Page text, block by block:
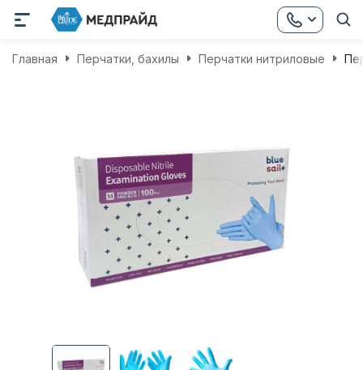
Главная Перчатки, бахилы Перчатки нитриловые